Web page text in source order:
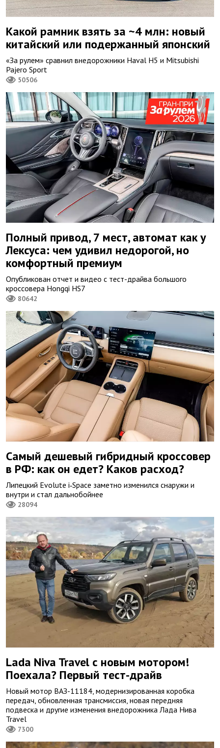
Какой рамник взять за ~4 млн: новый
китайский или подержанный японский
«За рулем» сравнил внедорожники Haval H5 и Mitsubishi
Pajero Sport
50506
Полный привод, 7 мест, автомат как у
Лексуса: чем удивил недорогой, но
комфортный премиум
Опубликован отчет и видео с тест-драйва большого
кроссовера Hongqi HS7
80642
Самый дешевый гибридный кроссовер
в РФ: как он едет? Каков расход?
Липецкий Evolute i‑Space заметно изменился снаружи и
внутри и стал дальнобойнее
28094
Lada Niva Travel с новым мотором!
Поехала? Первый тест-драйв
Новый мотор ВАЗ-11184, модернизированная коробка
передач, обновленная трансмиссия, новая передняя
подвеска и другие изменения внедорожника Лада Нива
Travel
7300